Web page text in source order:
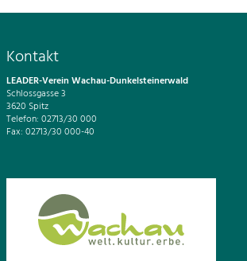
Kontakt
LEADER-Verein Wachau-Dunkelsteinerwald
Schlossgasse 3
3620 Spitz
Telefon: 02713/30 000
Fax: 02713/30 000-40